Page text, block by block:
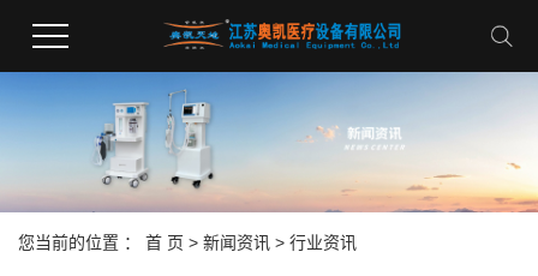
您当前的位置 ： 首 页 > 新闻资讯 > 行业资讯